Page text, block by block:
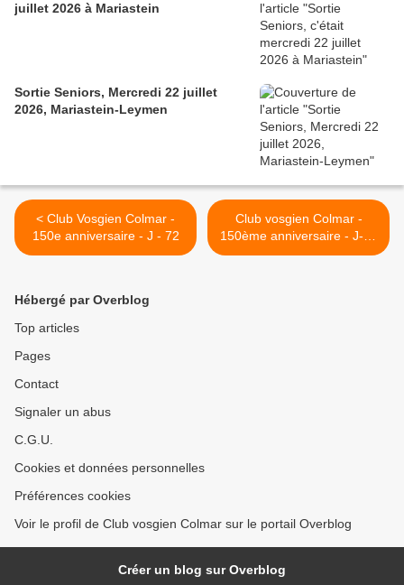
juillet 2026 à Mariastein
Sortie Seniors, Mercredi 22 juillet
2026, Mariastein-Leymen
< Club Vosgien Colmar -
150e anniversaire - J - 72
Club vosgien Colmar -
150ème anniversaire - J-70
>
Hébergé par Overblog
Top articles
Pages
Contact
Signaler un abus
C.G.U.
Cookies et données personnelles
Préférences cookies
Voir le profil de Club vosgien Colmar sur le portail Overblog
Créer un blog sur Overblog